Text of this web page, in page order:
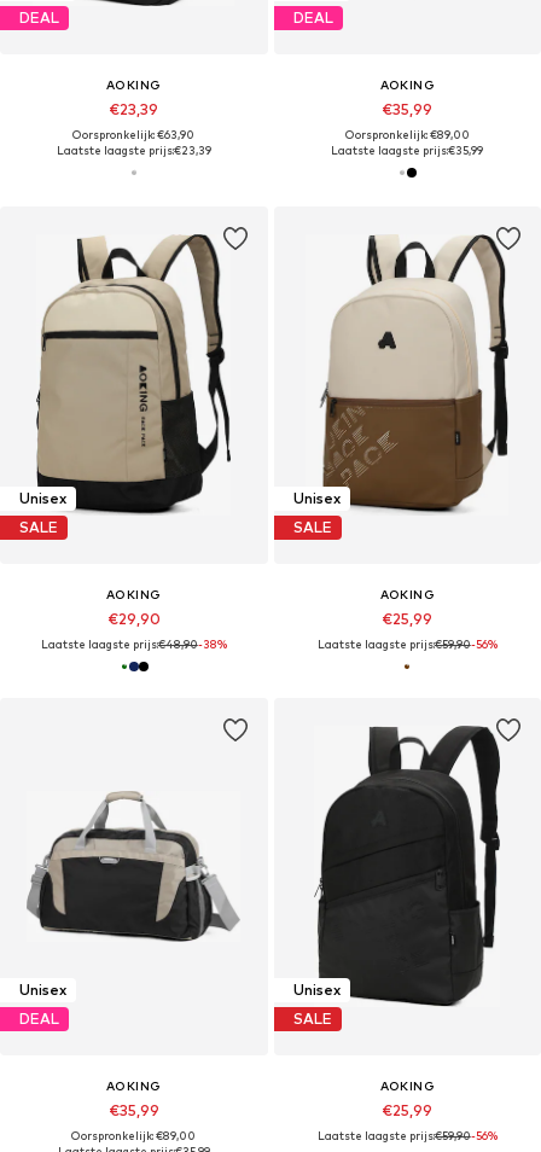
DEAL
AOKING
€23,39
Oorspronkelijk: €63,90
Laatste laagste prijs:€23,39
DEAL
AOKING
€35,99
Oorspronkelijk: €89,00
Laatste laagste prijs:€35,99
Unisex
SALE
AOKING
€29,90
Laatste laagste prijs:€48,90-38%
Unisex
SALE
AOKING
€25,99
Laatste laagste prijs:€59,90-56%
Unisex
DEAL
AOKING
€35,99
Oorspronkelijk: €89,00
Unisex
SALE
AOKING
€25,99
Laatste laagste prijs:€59,90-56%